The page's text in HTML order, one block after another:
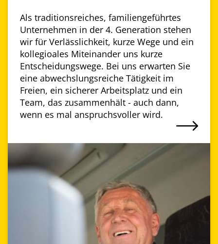
Als traditionsreiches, familiengeführtes
Unternehmen in der 4. Generation stehen
wir für Verlässlichkeit, kurze Wege und ein
kollegioales Miteinander uns kurze
Entscheidungswege. Bei uns erwarten Sie
eine abwechslungsreiche Tätigkeit im
Freien, ein sicherer Arbeitsplatz und ein
Team, das zusammenhält - auch dann,
wenn es mal anspruchsvoller wird.